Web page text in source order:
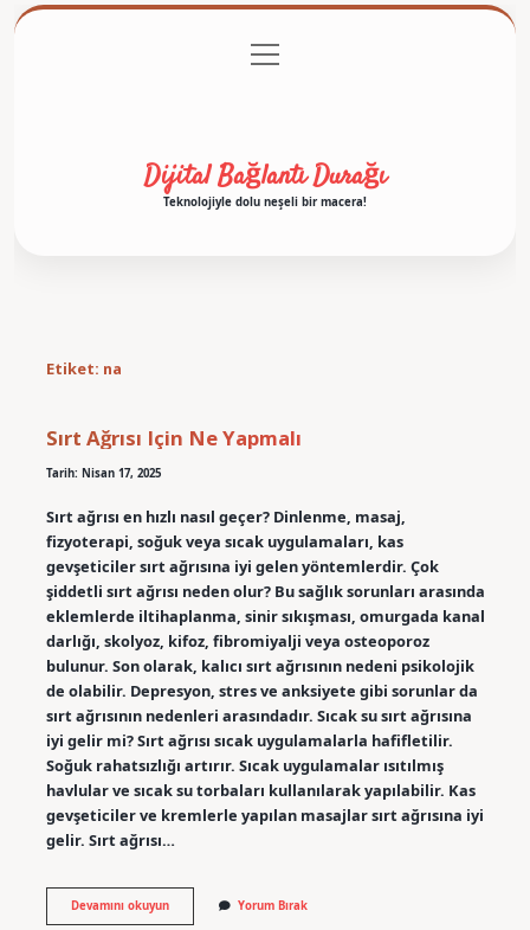
Gizlilik Politikası
menüyü
aç
Dijital Bağlantı Durağı
Teknolojiyle dolu neşeli bir macera!
Etiket: na
Sırt Ağrısı Için Ne Yapmalı
Tarih: Nisan 17, 2025
Sırt ağrısı en hızlı nasıl geçer? Dinlenme, masaj,
fizyoterapi, soğuk veya sıcak uygulamaları, kas
gevşeticiler sırt ağrısına iyi gelen yöntemlerdir. Çok
şiddetli sırt ağrısı neden olur? Bu sağlık sorunları arasında
eklemlerde iltihaplanma, sinir sıkışması, omurgada kanal
darlığı, skolyoz, kifoz, fibromiyalji veya osteoporoz
bulunur. Son olarak, kalıcı sırt ağrısının nedeni psikolojik
de olabilir. Depresyon, stres ve anksiyete gibi sorunlar da
sırt ağrısının nedenleri arasındadır. Sıcak su sırt ağrısına
iyi gelir mi? Sırt ağrısı sıcak uygulamalarla hafifletilir.
Soğuk rahatsızlığı artırır. Sıcak uygulamalar ısıtılmış
havlular ve sıcak su torbaları kullanılarak yapılabilir. Kas
gevşeticiler ve kremlerle yapılan masajlar sırt ağrısına iyi
gelir. Sırt ağrısı…
Devamını okuyunSırt
Ağrısı
Yorum Bırak